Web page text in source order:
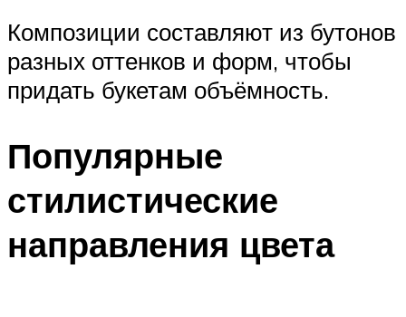
Композиции составляют из бутонов
разных оттенков и форм, чтобы
придать букетам объёмность.
Популярные
стилистические
направления цвета